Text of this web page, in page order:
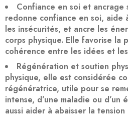
Confiance en soi et ancrage
redonne confiance en soi, aide
les insécurités, et ancre les
corps physique. Elle favorise la
cohérence entre les idées et
Régénération et soutien
physique, elle est considérée
régénératrice, utile pour se
intense, d’une maladie ou d’un
aussi aider à abaisser la